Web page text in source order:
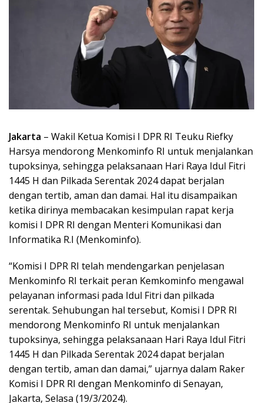
Jakarta – Wakil Ketua Komisi I DPR RI Teuku Riefky
Harsya mendorong Menkominfo RI untuk menjalankan
tupoksinya, sehingga pelaksanaan Hari Raya Idul Fitri
1445 H dan Pilkada Serentak 2024 dapat berjalan
dengan tertib, aman dan damai. Hal itu disampaikan
ketika dirinya membacakan kesimpulan rapat kerja
komisi I DPR RI dengan Menteri Komunikasi dan
Informatika R.I (Menkominfo).
“Komisi I DPR RI telah mendengarkan penjelasan
Menkominfo RI terkait peran Kemkominfo mengawal
pelayanan informasi pada Idul Fitri dan pilkada
serentak. Sehubungan hal tersebut, Komisi I DPR RI
mendorong Menkominfo RI untuk menjalankan
tupoksinya, sehingga pelaksanaan Hari Raya Idul Fitri
1445 H dan Pilkada Serentak 2024 dapat berjalan
dengan tertib, aman dan damai,” ujarnya dalam Raker
Komisi I DPR RI dengan Menkominfo di Senayan,
Jakarta, Selasa (19/3/2024).